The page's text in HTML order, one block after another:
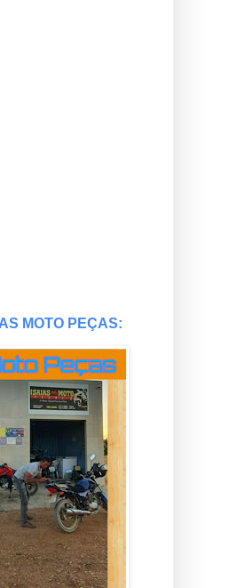
MOTO PEÇAS: